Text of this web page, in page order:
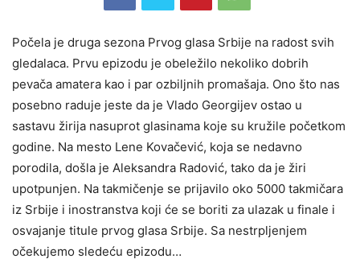
Počela je druga sezona Prvog glasa Srbije na radost svih
gledalaca. Prvu epizodu je obeležilo nekoliko dobrih
pevača amatera kao i par ozbiljnih promašaja. Ono što nas
posebno raduje jeste da je Vlado Georgijev ostao u
sastavu žirija nasuprot glasinama koje su kružile početkom
godine. Na mesto Lene Kovačević, koja se nedavno
porodila, došla je Aleksandra Radović, tako da je žiri
upotpunjen. Na takmičenje se prijavilo oko 5000 takmičara
iz Srbije i inostranstva koji će se boriti za ulazak u finale i
osvajanje titule prvog glasa Srbije. Sa nestrpljenjem
očekujemo sledeću epizodu…